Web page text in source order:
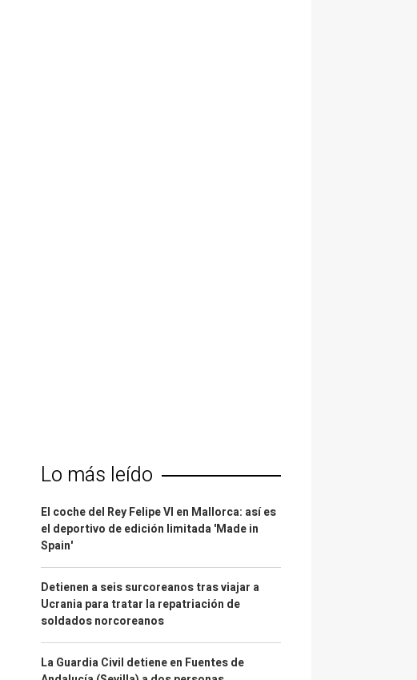
Lo más leído
El coche del Rey Felipe VI en Mallorca: así es
el deportivo de edición limitada 'Made in
Spain'
Detienen a seis surcoreanos tras viajar a
Ucrania para tratar la repatriación de
soldados norcoreanos
La Guardia Civil detiene en Fuentes de